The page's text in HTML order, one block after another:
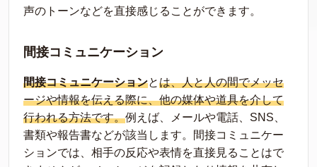
声のトーンなどを直接感じることができます。
間接コミュニケーション
間接コミュニケーションとは、人と人の間でメッセ
ージや情報を伝える際に、他の媒体や道具を介して
行われる方法です。例えば、メールや電話、SNS、
書類や報告書などが該当します。間接コミュニケー
ションでは、相手の反応や表情を直接見ることはで